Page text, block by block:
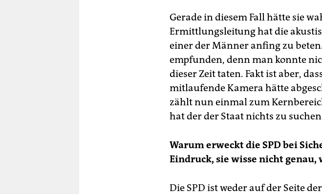
Gerade in diesem Fall hätte sie
Ermittlungsleitung hat die
einer der Männer anfing zu
empfunden, denn man konnte
dieser Zeit taten. Fakt ist aber,
mitlaufende Kamera hätte
zählt nun einmal zum
hat der der Staat nichts zu
Warum erweckt die SPD bei
Eindruck, sie wisse nicht genau,
Die SPD ist weder auf der Seite